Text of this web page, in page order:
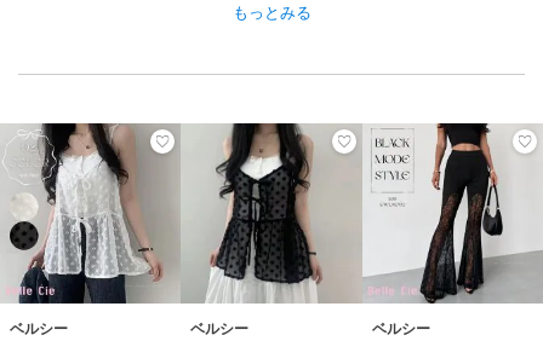
もっとみる
ベルシー ベルシー ベルシー